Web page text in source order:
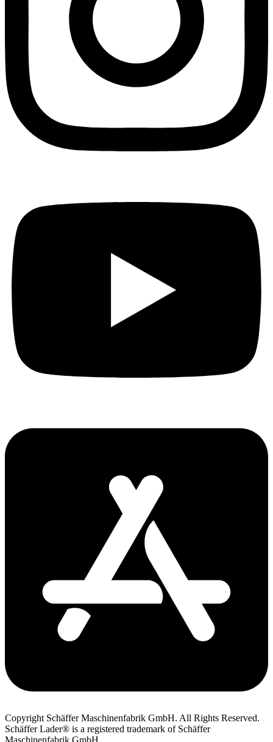
Copyright Schäffer Maschinenfabrik GmbH. All Rights Reserved.
Schäffer Lader® is a registered trademark of Schäffer